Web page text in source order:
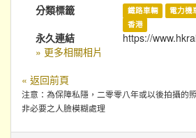
分類標籤
鐵路車輛 電力機
香港
永久連結
https://
» 更多相關相片
« 返回前頁
注意：為保障私隱，二零零八年或以後拍攝的
非必要之人臉模糊處理